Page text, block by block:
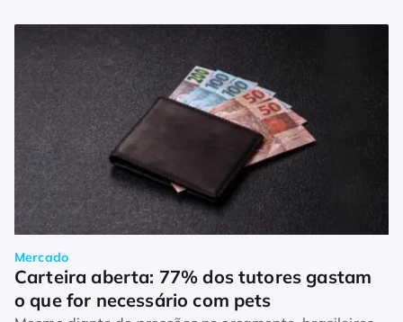
Mercado
Carteira aberta: 77% dos tutores gastam
o que for necessário com pets